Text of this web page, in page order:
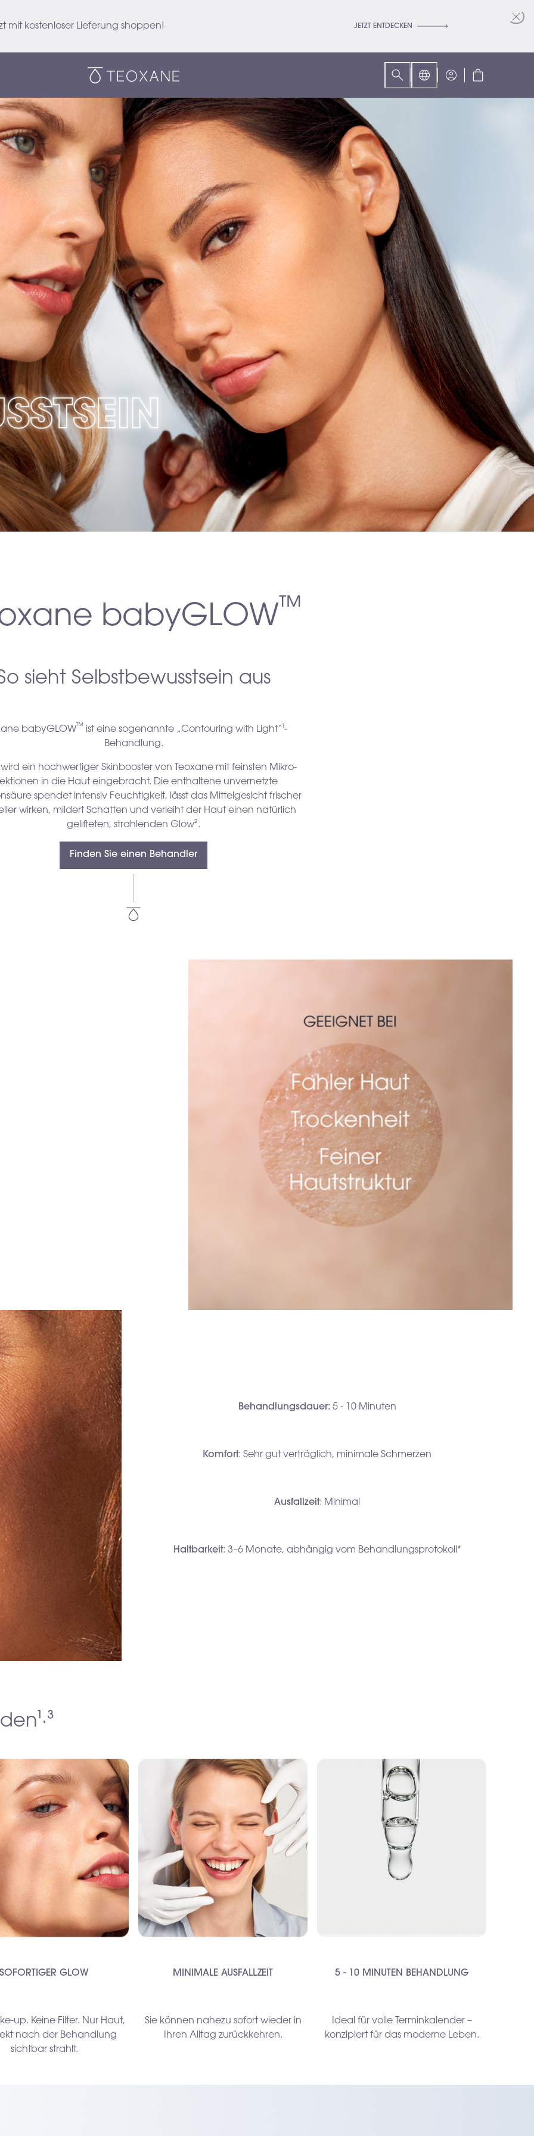
mit kostenloser Lieferung shoppen! JETZT ENTDECKEN
Teoxane
babyGLOW™
sieht Selbstbewusstsein aus
babyGLOW™ ist eine sogenannte „Contouring with Light“¹-
Behandlung.
ein hochwertiger Skinbooster von Teoxane mit feinsten Mikro-
in die Haut eingebracht. Die enthaltene unvernetzte
spendet intensiv Feuchtigkeit, lässt das Mittelgesicht frischer
wirken, mildert Schatten und verleiht der Haut einen natürlich
gelifteten, strahlenden Glow².
Finden Sie einen Behandler
Behandlungsdauer: 5 - 10 Minuten
Komfort: Sehr gut verträglich, minimale Schmerzen
Ausfallzeit: Minimal
Haltbarkeit: 3–6 Monate, abhängig vom Behandlungsprotokoll*
SOFORTIGER GLOW
up. Keine Filter. Nur Haut,
nach der Behandlung
sichtbar strahlt.
MINIMALE AUSFALLZEIT
Sie können nahezu sofort wieder in
Ihren Alltag zurückkehren.
5 - 10 MINUTEN BEHANDLUNG
Ideal für volle Terminkalender –
konzipiert für das moderne Leben.